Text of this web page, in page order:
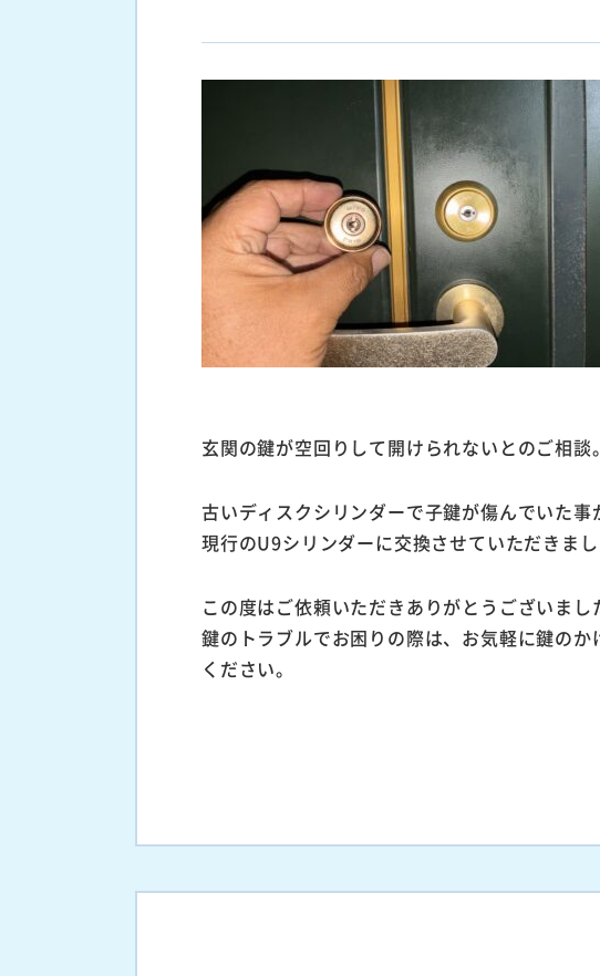
玄関の鍵が空回りして開けられないとのご相談。
古いディスクシリンダーで子鍵が傷んでいた事
現行のU9シリンダーに交換させていただきまし
この度はご依頼いただきありがとうございまし
鍵のトラブルでお困りの際は、お気軽に鍵の
ください。